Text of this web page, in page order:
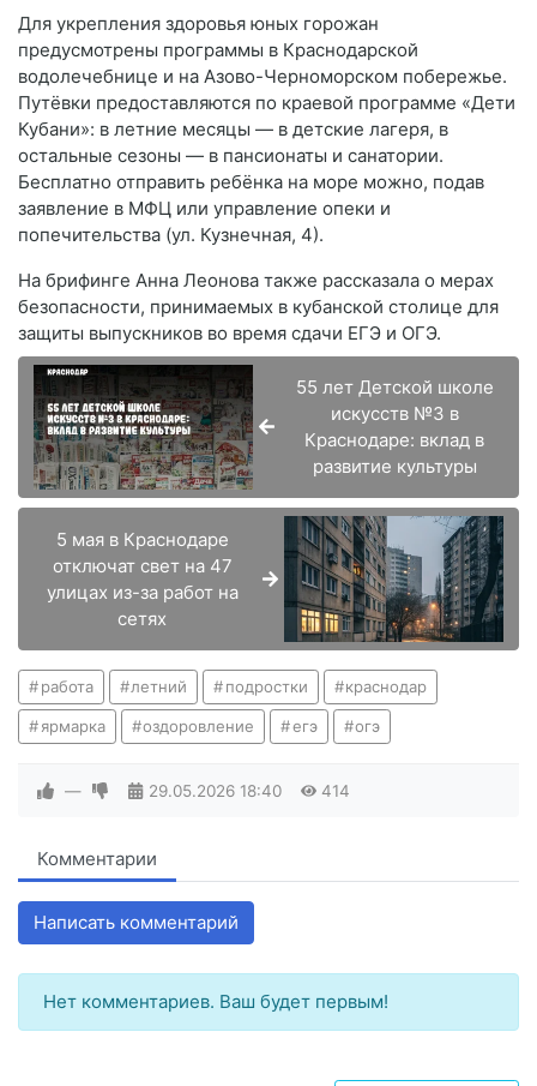
Для укрепления здоровья юных горожан
предусмотрены программы в Краснодарской
водолечебнице и на Азово-Черноморском побережье.
Путёвки предоставляются по краевой программе «Дети
Кубани»: в летние месяцы — в детские лагеря, в
остальные сезоны — в пансионаты и санатории.
Бесплатно отправить ребёнка на море можно, подав
заявление в МФЦ или управление опеки и
попечительства (ул. Кузнечная, 4).
На брифинге Анна Леонова также рассказала о мерах
безопасности, принимаемых в кубанской столице для
защиты выпускников во время сдачи ЕГЭ и ОГЭ.
55 лет Детской школе
искусств №3 в
Краснодаре: вклад в
развитие культуры
5 мая в Краснодаре
отключат свет на 47
улицах из-за работ на
сетях
работа летний подростки краснодар
ярмарка оздоровление егэ огэ
— 29.05.2026 18:40 414
Комментарии
Написать комментарий
Нет комментариев. Ваш будет первым!